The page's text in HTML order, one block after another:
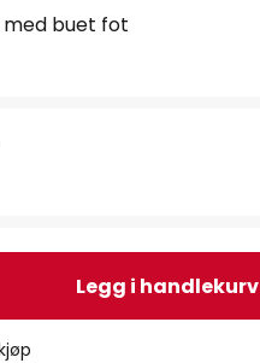
buet fot
Legg i handlekurv